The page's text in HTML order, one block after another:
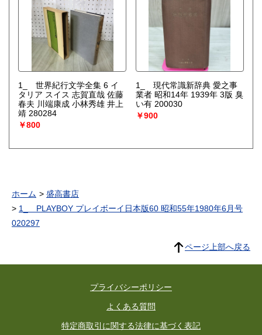
1_ 世界紀行文学全集 6 イ
タリア スイス 志賀直哉 佐藤
春夫 川端康成 小林秀雄 井上
靖 280284
￥800
1_ 現代常識新辞典 愛之事
業者 昭和14年 1939年 3版 臭
い有 200030
￥900
ホーム
盛高書店
1_ PLAYBOY プレイボーイ日本版60 昭和55年1980年6月号
020297
ページ上部へ戻る
プライバシーポリシー
よくある質問
特定商取引に関する法律に基づく表記